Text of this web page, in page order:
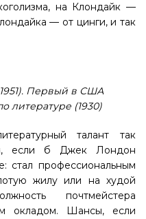
на Клондайк —
— от цинги, и так
Первый в США
литературе (1930)
талант так
если б Джек Лондон
стал профессиональным
жилу или на худой
почтмейстера
окладом. Шансы, если